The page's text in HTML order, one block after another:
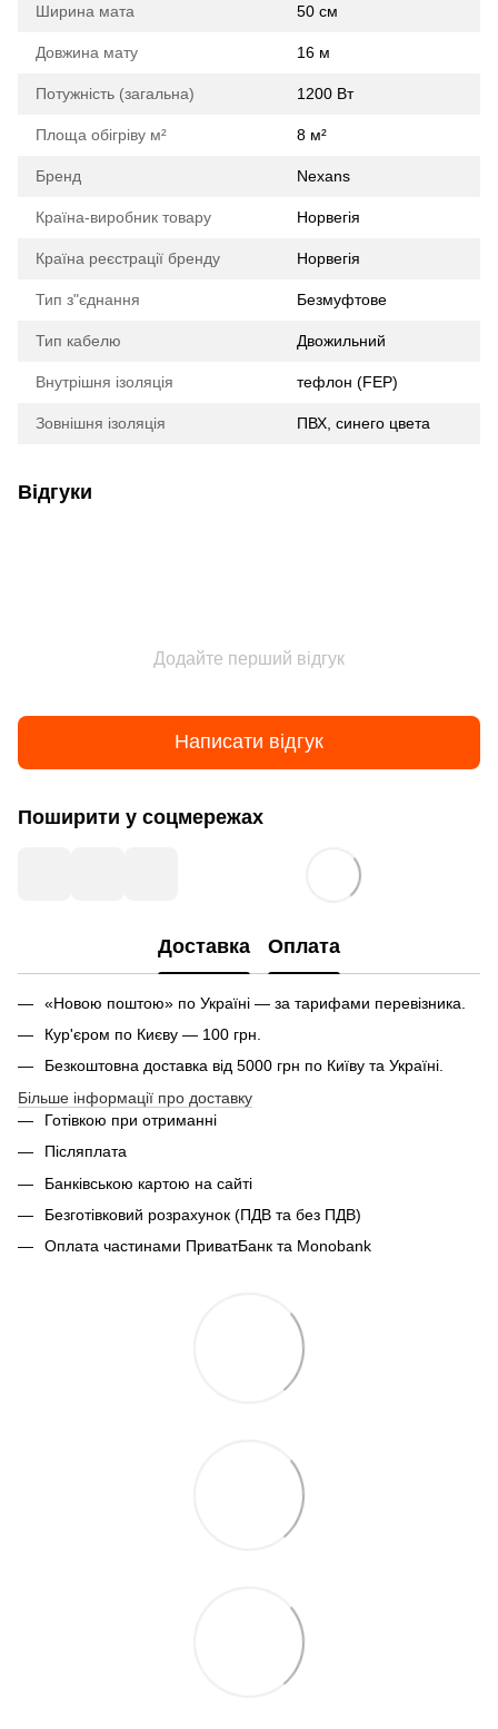
Ширина мата 50 см
Довжина мату 16 м
Потужність (загальна) 1200 Вт
Площа обігріву м² 8 м²
Бренд Nexans
Країна-виробник товару Норвегія
Країна реєстрації бренду Норвегія
Тип з"єднання Безмуфтове
Тип кабелю Двожильний
Внутрішня ізоляція тефлон (FEP)
Зовнішня ізоляція ПВХ, синего цвета
Відгуки
Додайте перший відгук
Написати відгук
Поширити у соцмережах
Доставка Оплата
«Новою поштою» по Україні — за тарифами перевізника.
Кур'єром по Києву — 100 грн.
Безкоштовна доставка від 5000 грн по Київу та Україні.
Більше інформації про доставку
Готівкою при отриманні
Післяплата
Банківською картою на сайті
Безготівковий розрахунок (ПДВ та без ПДВ)
Оплата частинами ПриватБанк та Monobank